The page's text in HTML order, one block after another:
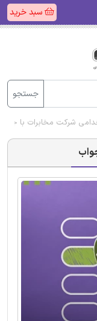
سبد خرید
جستجو
شرکت مخابرات با جواب